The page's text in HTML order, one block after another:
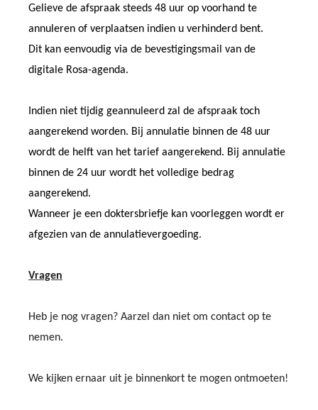
Gelieve de afspraak steeds 48 uur op voorhand te
annuleren of verplaatsen indien u verhinderd bent.
Dit kan eenvoudig via de bevestigingsmail van de
digitale Rosa-agenda.
Indien niet tijdig geannuleerd zal de afspraak toch
aangerekend worden. Bij annulatie binnen de 48 uur
wordt de helft van het tarief aangerekend. Bij annulatie
binnen de 24 uur wordt het volledige bedrag
aangerekend.
Wanneer je een doktersbriefje kan voorleggen wordt er
afgezien van de annulatievergoeding.
Vragen
Heb je nog vragen? Aarzel dan niet om contact op te
nemen.
We kijken ernaar uit je binnenkort te mogen ontmoeten!